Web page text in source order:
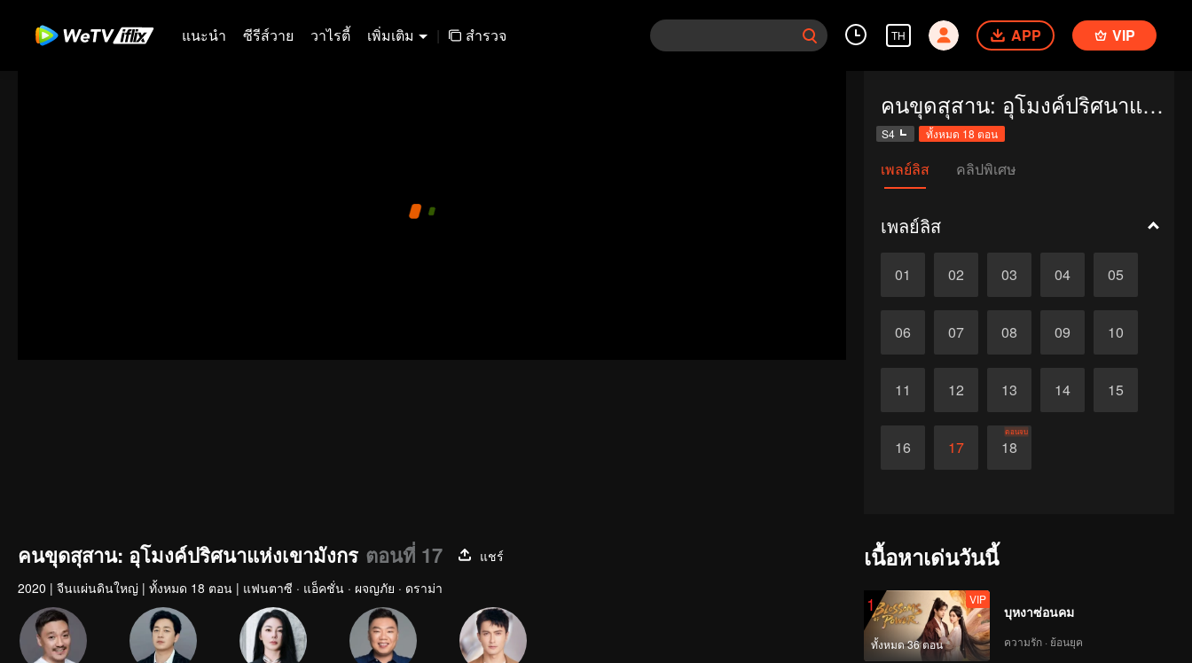
แนะนำ ซีรีส์วาย วาไรตี้ เพิ่มเติม | สำรวจ TH APP VIP
คนขุดสุสาน: อุโมงค์ปริศนาแห่งเขามังกร
S4 ทั้งหมด 18 ตอน
เพลย์ลิส คลิปพิเศษ
เพลย์ลิส
01 02 03 04 05
06 07 08 09 10
11 12 13 14 15
16 17 18
ตอนจบ
คนขุดสุสาน: อุโมงค์ปริศนาแห่งเขามังกร ตอนที่ 17
แชร์
2020 | จีนแผ่นดินใหญ่ | ทั้งหมด 18 ตอน | แฟนตาซี · แอ็คชั่น · ผจญภัย · ดราม่า
เนื้อหาเด่นวันนี้
1
ทั้งหมด 36 ตอน
VIP
บุหงาซ่อนคม
ความรัก · ย้อนยุค